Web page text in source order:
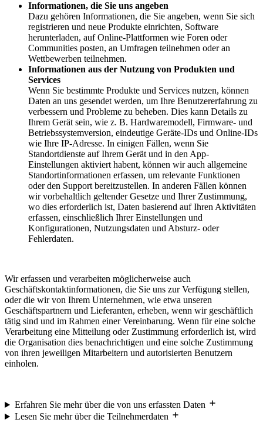
Informationen, die Sie uns angeben
Dazu gehören Informationen, die Sie angeben, wenn Sie sich
registrieren und neue Produkte einrichten, Software
herunterladen, auf Online-Plattformen wie Foren oder
Communities posten, an Umfragen teilnehmen oder an
Wettbewerben teilnehmen.
Informationen aus der Nutzung von Produkten und
Services
Wenn Sie bestimmte Produkte und Services nutzen, können
Daten an uns gesendet werden, um Ihre Benutzererfahrung zu
verbessern und Probleme zu beheben. Dies kann Details zu
Ihrem Gerät sein, wie z. B. Hardwaremodell, Firmware- und
Betriebssystemversion, eindeutige Geräte-IDs und Online-IDs
wie Ihre IP-Adresse. In einigen Fällen, wenn Sie
Standortdienste auf Ihrem Gerät und in den App-
Einstellungen aktiviert habent, können wir auch allgemeine
Standortinformationen erfassen, um relevante Funktionen
oder den Support bereitzustellen. In anderen Fällen können
wir vorbehaltlich geltender Gesetze und Ihrer Zustimmung,
wo dies erforderlich ist, Daten basierend auf Ihren Aktivitäten
erfassen, einschließlich Ihrer Einstellungen und
Konfigurationen, Nutzungsdaten und Absturz- oder
Fehlerdaten.
Wir erfassen und verarbeiten möglicherweise auch
Geschäftskontaktinformationen, die Sie uns zur Verfügung stellen,
oder die wir von Ihrem Unternehmen, wie etwa unseren
Geschäftspartnern und Lieferanten, erheben, wenn wir geschäftlich
tätig sind und im Rahmen einer Vereinbarung. Wenn für eine solche
Verarbeitung eine Mitteilung oder Zustimmung erforderlich ist, wird
die Organisation dies benachrichtigen und eine solche Zustimmung
von ihren jeweiligen Mitarbeitern und autorisierten Benutzern
einholen.
Erfahren Sie mehr über die von uns erfassten Daten
Lesen Sie mehr über die Teilnehmerdaten